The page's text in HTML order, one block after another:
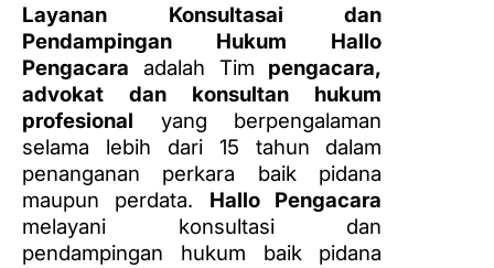
Layanan Konsultasai dan
Pendampingan Hukum Hallo
Pengacara adalah Tim pengacara,
advokat dan konsultan hukum
profesional yang berpengalaman
selama lebih dari 15 tahun dalam
penanganan perkara baik pidana
maupun perdata. Hallo Pengacara
melayani konsultasi dan
pendampingan hukum baik pidana